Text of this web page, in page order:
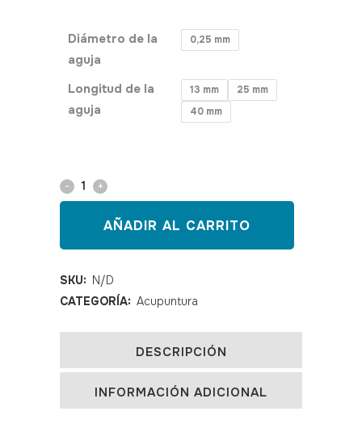
Diámetro de la
aguja
0,25 mm
Longitud de la
aguja
13 mm
25 mm
40 mm
Aguja
acupuntura
tipo
chino
mango
cobre
quantity
AÑADIR AL CARRITO
SKU: N/D
CATEGORÍA: Acupuntura
DESCRIPCIÓN
INFORMACIÓN ADICIONAL